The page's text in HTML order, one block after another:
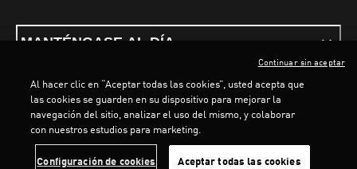
LOADING...
MANTÉNGASE AL DÍA
Términos y condicionesPolítica de Privacidad
PUMA, 2026. Todos los derechos reservados
Al hacer clic en “Aceptar todas las cookies”, usted acepta que
las cookies se guarden en su dispositivo para mejorar la
navegación del sitio, analizar el uso del mismo, y colaborar
con nuestros estudios para marketing.
Configuración de cookies Aceptar todas las cookies
Continuar sin aceptar